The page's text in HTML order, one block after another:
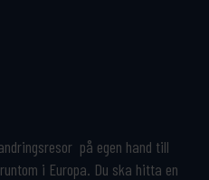
på egen hand till
i Europa. Du ska hitta en